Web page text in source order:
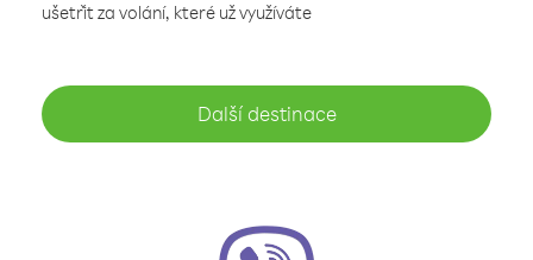
ušetřit za volání, které už využíváte
Další destinace